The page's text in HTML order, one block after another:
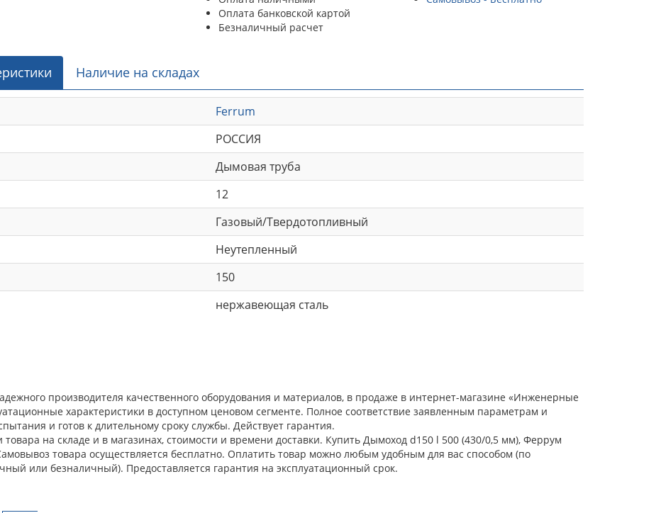
Оплата банковской картой
Безналичный расчет
Наличие на складах
Ferrum
РОССИЯ
Дымовая труба
12
Газовый/Твердотопливный
Неутепленный
150
нержавеющая сталь
производителя качественного оборудования и материалов, в продаже в интернет-магазине «Инженерные
характеристики в доступном ценовом сегменте. Полное соответствие заявленным параметрам и
и готов к длительному сроку службы. Действует гарантия.
на складе и в магазинах, стоимости и времени доставки. Купить Дымоход d150 l 500 (430/0,5 мм), Феррум
товара осуществляется бесплатно. Оплатить товар можно любым удобным для вас способом (по
или безналичный). Предоставляется гарантия на эксплуатационный срок.